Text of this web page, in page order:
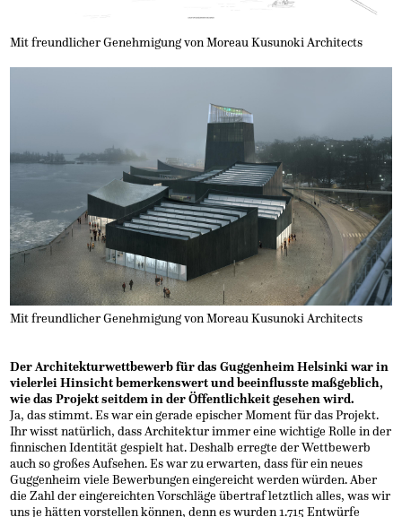
Mit freundlicher Genehmigung von Moreau Kusunoki Architects
Mit freundlicher Genehmigung von Moreau Kusunoki Architects
Der Architekturwettbewerb für das Guggenheim Helsinki war in
vielerlei Hinsicht bemerkenswert und beeinflusste maßgeblich,
wie das Projekt seitdem in der Öffentlichkeit gesehen wird.
Ja, das stimmt. Es war ein gerade epischer Moment für das Projekt.
Ihr wisst natürlich, dass Architektur immer eine wichtige Rolle in der
finnischen Identität gespielt hat. Deshalb erregte der Wettbewerb
auch so großes Aufsehen. Es war zu erwarten, dass für ein neues
Guggenheim viele Bewerbungen eingereicht werden würden. Aber
die Zahl der eingereichten Vorschläge übertraf letztlich alles, was wir
uns je hätten vorstellen können, denn es wurden 1.715 Entwürfe